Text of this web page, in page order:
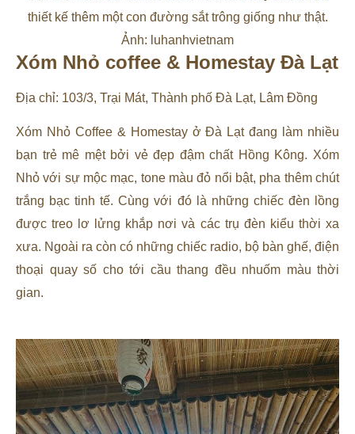
thiết kế thêm một con đường sắt trông giống như thật.
Ảnh: luhanhvietnam
Xóm Nhỏ coffee & Homestay Đà Lạt
Địa chỉ: 103/3, Trại Mát, Thành phố Đà Lạt, Lâm Đồng
Xóm Nhỏ Coffee & Homestay ở Đà Lạt đang làm nhiều
bạn trẻ mê mệt bởi vẻ đẹp đậm chất Hồng Kông. Xóm
Nhỏ với sự mộc mạc, tone màu đỏ nổi bật, pha thêm chút
trắng bạc tinh tế. Cùng với đó là những chiếc đèn lồng
được treo lơ lửng khắp nơi và các trụ đèn kiểu thời xa
xưa. Ngoài ra còn có những chiếc radio, bộ bàn ghế, điện
thoại quay số cho tới cầu thang đều nhuốm màu thời
gian.